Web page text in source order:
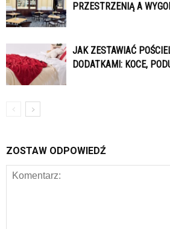
PRZESTRZENIĄ A
JAK ZESTAWIAĆ
DODATKAMI: KOCE,
ZOSTAW ODPOWIEDŹ